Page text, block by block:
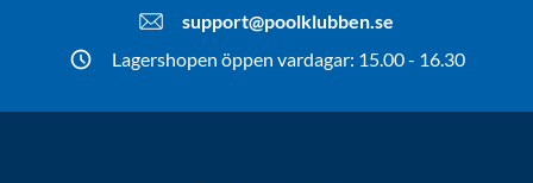
support@poolklubben.se
Lagershopen öppen vardagar: 15.00 - 16.30